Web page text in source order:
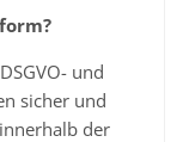
und
sicher und
der